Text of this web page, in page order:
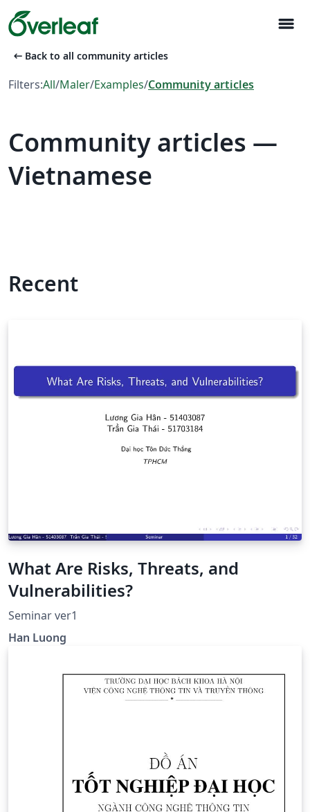
menu
arrow_left_alt Back to all community articles
Filters:All/Maler/Examples/Community articles
Community articles —
Vietnamese
Recent
What Are Risks, Threats, and
Vulnerabilities?
Seminar ver1
Han Luong